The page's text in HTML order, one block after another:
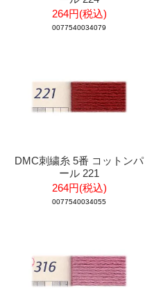
264円(税込)
0077540034079
DMC刺繍糸 5番 コットンパ
ール 221
264円(税込)
0077540034055